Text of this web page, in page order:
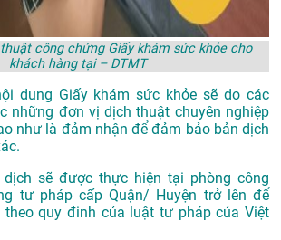
công chứng Giấy khám sức khỏe cho
khách hàng tại – DTMT
dung Giấy khám sức khỏe sẽ do các
những đơn vị dịch thuật chuyên nghiệp
như là đảm nhận để đảm bảo bản dịch
dịch sẽ được thực hiện tại phòng công
tư pháp cấp Quận/ Huyện trở lên để
quy đinh của luật tư pháp của Việt